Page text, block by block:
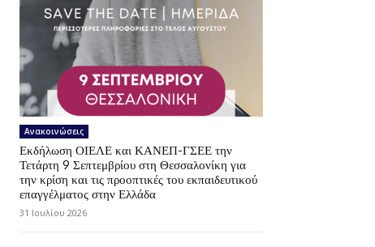
Ανακοινώσεις
Εκδήλωση ΟΙΕΛΕ και ΚΑΝΕΠ-ΓΣΕΕ την
Τετάρτη 9 Σεπτεμβρίου στη Θεσσαλονίκη για
την κρίση και τις προοπτικές του εκπαιδευτικού
επαγγέλματος στην Ελλάδα
31 Ιουλίου 2026